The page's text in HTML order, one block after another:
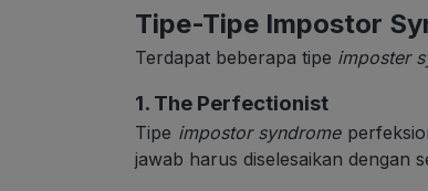
Tipe-Tipe Impostor
Terdapat beberapa tipe imposter
1. The Perfectionist
Tipe impostor syndrome
jawab harus diselesaikan dengan